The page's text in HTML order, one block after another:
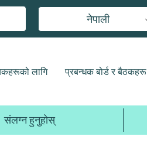
नेपाली
लागि प्रबन्धक बोर्ड र बैठकहरू
संलग्न हुनुहोस्